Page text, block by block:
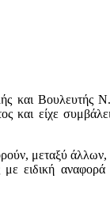
και
και είχε
μεταξύ άλλων,
ειδική